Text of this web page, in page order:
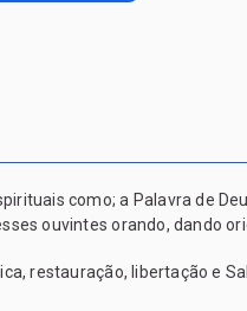
como; a Palavra de
ouvintes orando, dando
restauração, libertação e